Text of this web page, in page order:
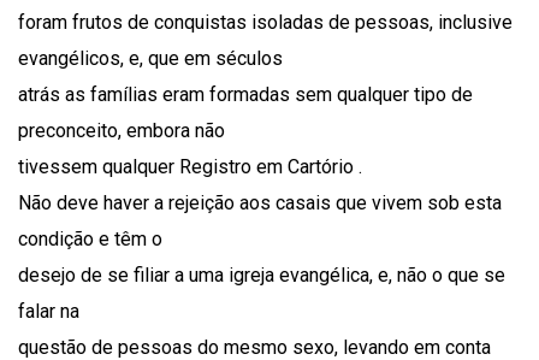
foram frutos de conquistas isoladas de pessoas, inclusive
evangélicos, e, que em séculos
atrás as famílias eram formadas sem qualquer tipo de
preconceito, embora não
tivessem qualquer Registro em Cartório .
Não deve haver a rejeição aos casais que vivem sob esta
condição e têm o
desejo de se filiar a uma igreja evangélica, e, não o que se
falar na
questão de pessoas do mesmo sexo, levando em conta